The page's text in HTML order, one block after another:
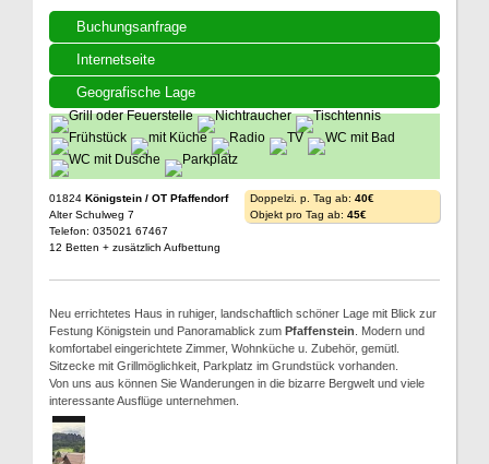
Buchungsanfrage
Internetseite
Geografische Lage
01824 Königstein / OT Pfaffendorf
Alter Schulweg 7
Telefon: 035021 67467
12 Betten + zusätzlich Aufbettung
Doppelzi. p. Tag ab: 40€
Objekt pro Tag ab: 45€
Neu errichtetes Haus in ruhiger, landschaftlich schöner Lage mit Blick zur
Festung Königstein und Panoramablick zum Pfaffenstein . Modern und
komfortabel eingerichtete Zimmer, Wohnküche u. Zubehör, gemütl.
Sitzecke mit Grillmöglichkeit, Parkplatz im Grundstück vorhanden.
Von uns aus können Sie Wanderungen in die bizarre Bergwelt und viele
interessante Ausflüge unternehmen.